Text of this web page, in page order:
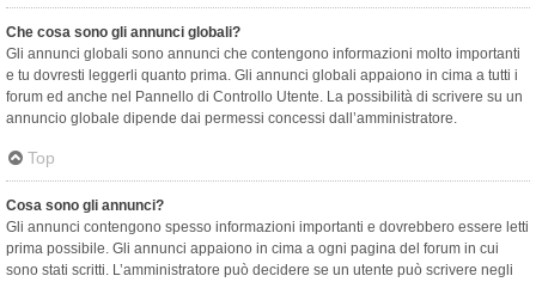
Che cosa sono gli annunci globali?
Gli annunci globali sono annunci che contengono informazioni molto importanti
e tu dovresti leggerli quanto prima. Gli annunci globali appaiono in cima a tutti i
forum ed anche nel Pannello di Controllo Utente. La possibilità di scrivere su un
annuncio globale dipende dai permessi concessi dall’amministratore.
Top
Cosa sono gli annunci?
Gli annunci contengono spesso informazioni importanti e dovrebbero essere letti
prima possibile. Gli annunci appaiono in cima a ogni pagina del forum in cui
sono stati scritti. L’amministratore può decidere se un utente può scrivere negli